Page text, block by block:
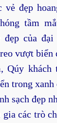
vẻ đẹp
tầm
đẹp của
vượt
Qúy
trong
sạch đẹp
các trò